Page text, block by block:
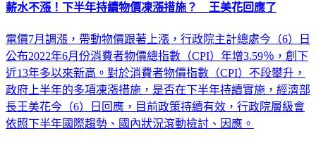
薪水不漲！下半年持續物價凍漲措施？ 王美花回應了
電價7月調漲，帶動物價跟著上漲，行政院主計總處今（6）日
公布2022年6月份消費者物價總指數（CPI）年增3.59％，創下
近13年多以來新高。對於消費者物價指數（CPI）不段攀升，
政府上半年的多項凍漲措施，是否在下半年持續實施，經濟部
長王美花今（6）日回應，目前政策持續有效，行政院層級會
依照下半年國際趨勢、國內狀況滾動檢討、因應。